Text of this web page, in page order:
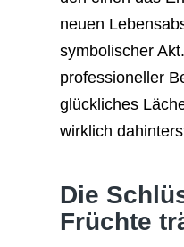
neuen
symbolischer
professioneller
glückliches
wirklich
Die
Früchte